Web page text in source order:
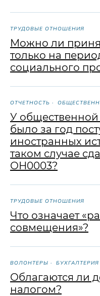
ТРУДОВЫЕ ОТНОШЕНИЯ
Можно ли
только на
социального
ОТЧЕТНОСТЬ
У
было за год
иностранных
таком случае
ОН0003?
ТРУДОВЫЕ ОТНОШЕНИЯ
Что означает
совмещения»?
ВОЛОНТЕРЫ
Облагаются ли
налогом?
Клиентам
Контакты
Услуги
д. 4, помещ. 1/2
+7 (499) 686-13-19
info@ngo-law.ru
Rutube